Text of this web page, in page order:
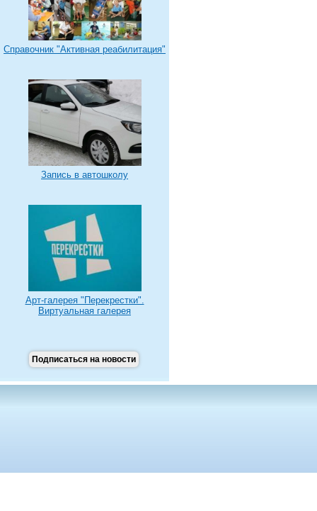
Справочник "Активная реабилитация"
Запись в автошколу
Арт-галерея "Перекрестки".
Виртуальная галерея
Подписаться на новости